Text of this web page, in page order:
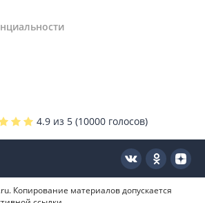
4.9 из 5 (10000 голосов)
Копирование материалов допускается